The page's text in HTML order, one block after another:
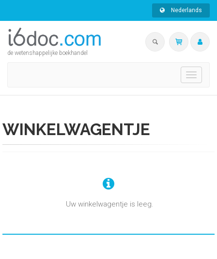
Nederlands
de wetenshappelijke boekhandel
Toggle
WINKELWAGENTJE
Uw winkelwagentje is leeg.